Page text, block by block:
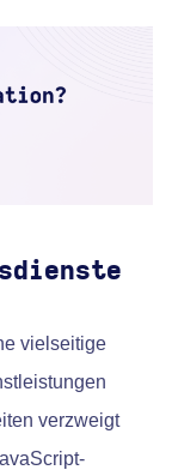
vielseitige
verzweigt